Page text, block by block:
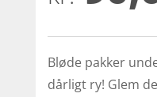
mmelser
Bløde pakker
dårligt ry! Glem